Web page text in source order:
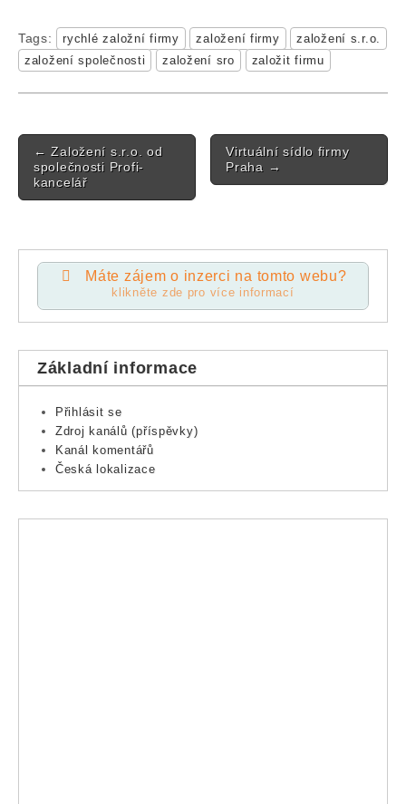
Tags: rychlé založní firmy založení firmy
založení s.r.o.
založení společnosti
založení sro založit firmu
Post navigation
← Založení s.r.o. od
společnosti Profi-
kancelář
Virtuální sídlo firmy
Praha →
Máte zájem o inzerci na tomto webu?
klikněte zde pro více informací
Základní informace
Přihlásit se
Zdroj kanálů (příspěvky)
Kanál komentářů
Česká lokalizace